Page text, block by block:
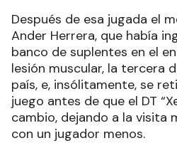
Después de esa jugada el
Ander Herrera, que había
banco de suplentes en el
lesión muscular, la tercera
país, e, insólitamente, se
juego antes de que el DT
cambio, dejando a la visita
con un jugador menos.